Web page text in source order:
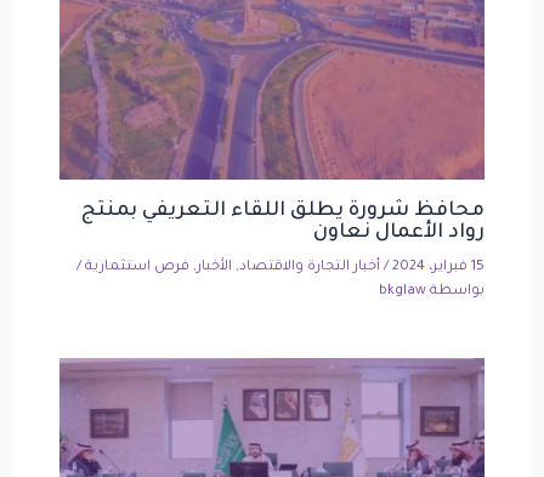
محافظ شرورة يطلق اللقاء التعريفي بمنتج
رواد الأعمال نعاون
15 فبراير، 2024 / أخبار التجارة والاقتصاد, الأخبار, فرص استثمارية/
بواسطة bkglaw